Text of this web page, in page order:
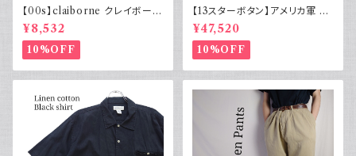
【00s】claiborne クレイボーン
リネンコットンパンツ ツータック
¥8,532
10%OFF
【13スターボタン】アメリカ軍 M
43 HBT ジャケット パッチ 軍物
実物
¥47,520
10%OFF